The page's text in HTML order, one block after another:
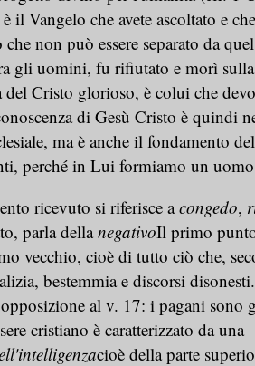
Vangelo che avete ascoltato e
non può essere separato da
gli uomini, fu rifiutato e morì
Cristo glorioso, è colui che
di Gesù Cristo è quindi
ma è anche il fondamento
perché in Lui formiamo un
ricevuto si riferisce acongedo,
parla dellanegativoIl primo
vecchio, cioè di tutto ciò che,
bestemmia e discorsi
al v. 17: i pagani sono
cristiano è caratterizzato da una
cioè della parte